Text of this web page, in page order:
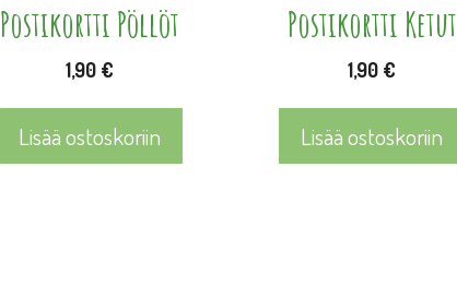
Postikortti Pöllöt
1,90 €
Lisää ostoskoriin
Postikortti Ketut
1,90 €
Lisää ostoskoriin